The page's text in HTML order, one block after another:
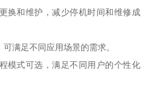
换和维护，减少停机时间和维修成
满足不同应用场景的需求。
模式可选，满足不同用户的个性化